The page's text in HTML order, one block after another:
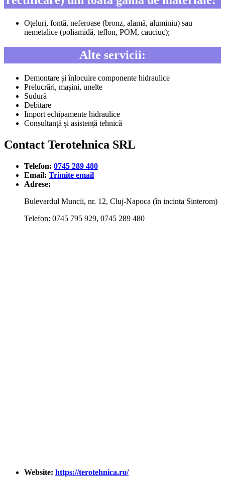
Oțeluri, fontă, neferoase (bronz, alamă, aluminiu) sau
nemetalice (poliamidă, teflon, POM, cauciuc);
Alte servicii:
Demontare și înlocuire componente hidraulice
Prelucrări, mașini, unelte
Sudură
Debitare
Import echipamente hidraulice
Consultanță și asistență tehnică
Contact Terotehnica SRL
Telefon: 0745 289 480
Email: Trimite email
Adrese:
Bulevardul Muncii, nr. 12, Cluj-Napoca (în incinta Sinterom)
Telefon: 0745 795 929, 0745 289 480
Website: https://terotehnica.ro/